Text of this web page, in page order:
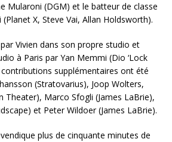
Mularoni (DGM) et le batteur de classe
X, Steve Vai, Allan Holdsworth).
Vivien dans son propre studio et
à Paris par Yan Memmi (Dio ‘Lock
contributions supplémentaires ont été
(Stratovarius), Joop Wolters,
Theater), Marco Sfogli (James LaBrie),
et Peter Wildoer (James LaBrie).
plus de cinquante minutes de